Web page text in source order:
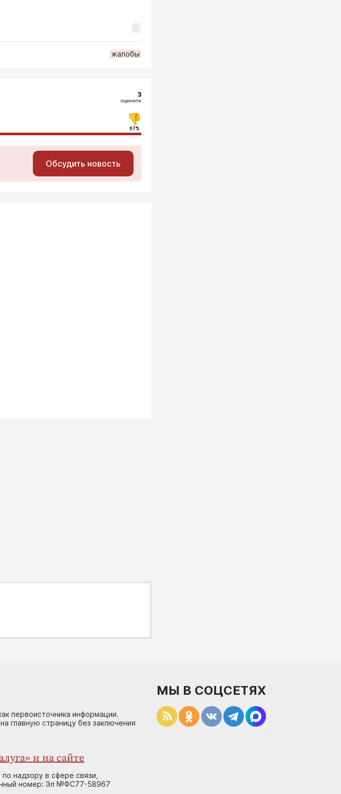
жалобы
3
оценили
67%
Обсудить новость
первоисточника информации.
главную страницу без заключения
и на сайте
надзору в сфере связи,
номер: Эл №ФС77-58967
МЫ В СОЦСЕТЯХ